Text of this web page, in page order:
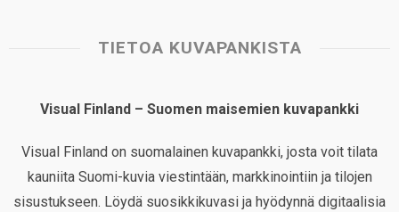
TIETOA KUVAPANKISTA
Visual Finland – Suomen maisemien kuvapankki
Visual Finland on suomalainen kuvapankki, josta voit tilata
kauniita Suomi-kuvia viestintään, markkinointiin ja tilojen
sisustukseen. Löydä suosikkikuvasi ja hyödynnä digitaalisia